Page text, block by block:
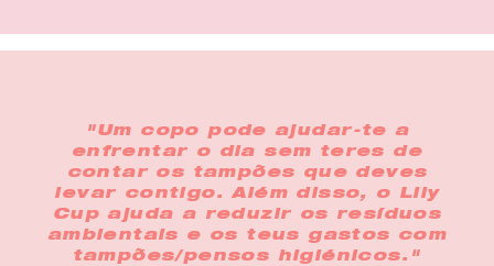
"Um copo pode ajudar-te a
enfrentar o dia sem teres de
contar os tampões que deves
levar contigo. Além disso, o Lily
Cup ajuda a reduzir os resíduos
ambientais e os teus gastos com
tampões/pensos higiénicos."